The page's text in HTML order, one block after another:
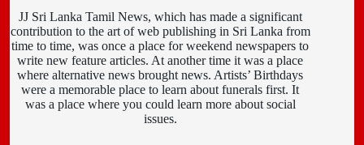
JJ Sri Lanka Tamil News, which has made a significant
contribution to the art of web publishing in Sri Lanka from
time to time, was once a place for weekend newspapers to
write new feature articles. At another time it was a place
where alternative news brought news. Artists’ Birthdays
were a memorable place to learn about funerals first. It
was a place where you could learn more about social
issues.